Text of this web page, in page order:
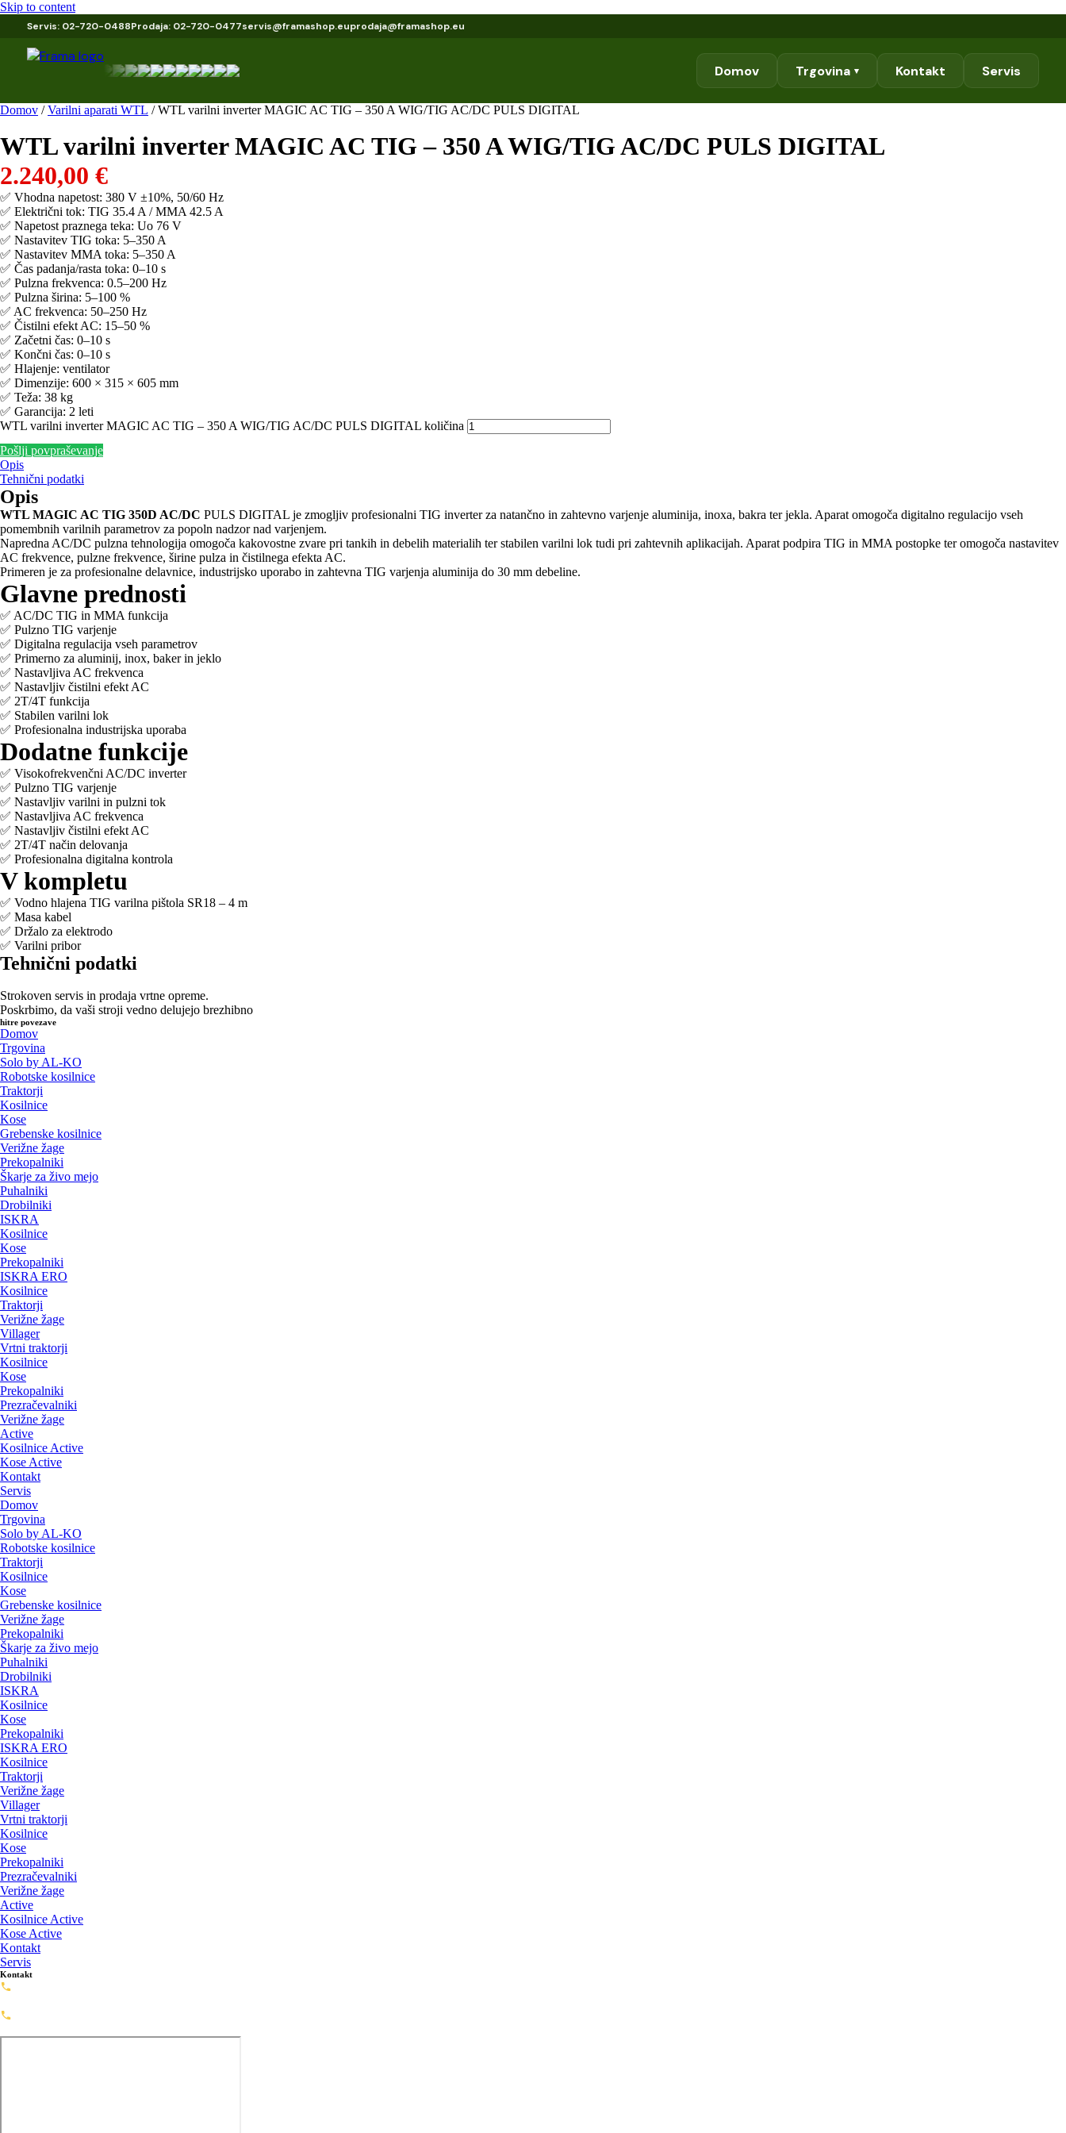
Skip to content
Servis: 02-720-0488Prodaja: 02-720-0477servis@framashop.euprodaja@framashop.eu
Domov Trgovina ▾ Kontakt Servis
Domov /Varilni aparati WTL / WTL varilni inverter MAGIC AC TIG – 350 A WIG/TIG AC/DC PULS DIGITAL
WTL varilni inverter MAGIC AC TIG – 350 A WIG/TIG AC/DC PULS DIGITAL
2.240,00 €
✅ Vhodna napetost: 380 V ±10%, 50/60 Hz
✅ Električni tok: TIG 35.4 A / MMA 42.5 A
✅ Napetost praznega teka: Uo 76 V
✅ Nastavitev TIG toka: 5–350 A
✅ Nastavitev MMA toka: 5–350 A
✅ Čas padanja/rasta toka: 0–10 s
✅ Pulzna frekvenca: 0.5–200 Hz
✅ Pulzna širina: 5–100 %
✅ AC frekvenca: 50–250 Hz
✅ Čistilni efekt AC: 15–50 %
✅ Začetni čas: 0–10 s
✅ Končni čas: 0–10 s
✅ Hlajenje: ventilator
✅ Dimenzije: 600 × 315 × 605 mm
✅ Teža: 38 kg
✅ Garancija: 2 leti
WTL varilni inverter MAGIC AC TIG – 350 A WIG/TIG AC/DC PULS DIGITAL količina
Pošlji povpraševanje
Opis
Tehnični podatki
Opis
WTL MAGIC AC TIG 350D AC/DC PULS DIGITAL je zmogljiv profesionalni TIG inverter za natančno in zahtevno varjenje aluminija, inoxa, bakra ter jekla. Aparat omogoča digitalno regulacijo vseh
pomembnih varilnih parametrov za popoln nadzor nad varjenjem.
Napredna AC/DC pulzna tehnologija omogoča kakovostne zvare pri tankih in debelih materialih ter stabilen varilni lok tudi pri zahtevnih aplikacijah. Aparat podpira TIG in MMA postopke ter omogoča nastavitev
AC frekvence, pulzne frekvence, širine pulza in čistilnega efekta AC.
Primeren je za profesionalne delavnice, industrijsko uporabo in zahtevna TIG varjenja aluminija do 30 mm debeline.
Glavne prednosti
✅ AC/DC TIG in MMA funkcija
✅ Pulzno TIG varjenje
✅ Digitalna regulacija vseh parametrov
✅ Primerno za aluminij, inox, baker in jeklo
✅ Nastavljiva AC frekvenca
✅ Nastavljiv čistilni efekt AC
✅ 2T/4T funkcija
✅ Stabilen varilni lok
✅ Profesionalna industrijska uporaba
Dodatne funkcije
✅ Visokofrekvenčni AC/DC inverter
✅ Pulzno TIG varjenje
✅ Nastavljiv varilni in pulzni tok
✅ Nastavljiva AC frekvenca
✅ Nastavljiv čistilni efekt AC
✅ 2T/4T način delovanja
✅ Profesionalna digitalna kontrola
V kompletu
✅ Vodno hlajena TIG varilna pištola SR18 – 4 m
✅ Masa kabel
✅ Držalo za elektrodo
✅ Varilni pribor
Tehnični podatki
Strokoven servis in prodaja vrtne opreme.
Poskrbimo, da vaši stroji vedno delujejo brezhibno
hitre povezave
Domov
Trgovina
Solo by AL-KO
Robotske kosilnice
Traktorji
Kosilnice
Kose
Grebenske kosilnice
Verižne žage
Prekopalniki
Škarje za živo mejo
Puhalniki
Drobilniki
ISKRA
Kosilnice
Kose
Prekopalniki
ISKRA ERO
Kosilnice
Traktorji
Verižne žage
Villager
Vrtni traktorji
Kosilnice
Kose
Prekopalniki
Prezračevalniki
Verižne žage
Active
Kosilnice Active
Kose Active
Kontakt
Servis
Domov
Trgovina
Solo by AL-KO
Robotske kosilnice
Traktorji
Kosilnice
Kose
Grebenske kosilnice
Verižne žage
Prekopalniki
Škarje za živo mejo
Puhalniki
Drobilniki
ISKRA
Kosilnice
Kose
Prekopalniki
ISKRA ERO
Kosilnice
Traktorji
Verižne žage
Villager
Vrtni traktorji
Kosilnice
Kose
Prekopalniki
Prezračevalniki
Verižne žage
Active
Kosilnice Active
Kose Active
Kontakt
Servis
Kontakt